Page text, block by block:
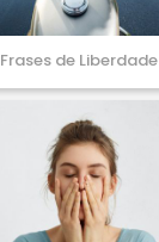
Frases de Liberdade